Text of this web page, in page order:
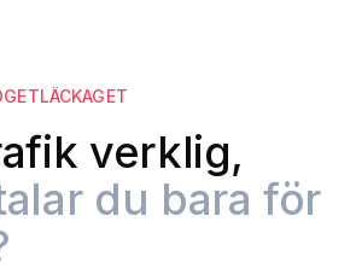
verklig,
du bara för